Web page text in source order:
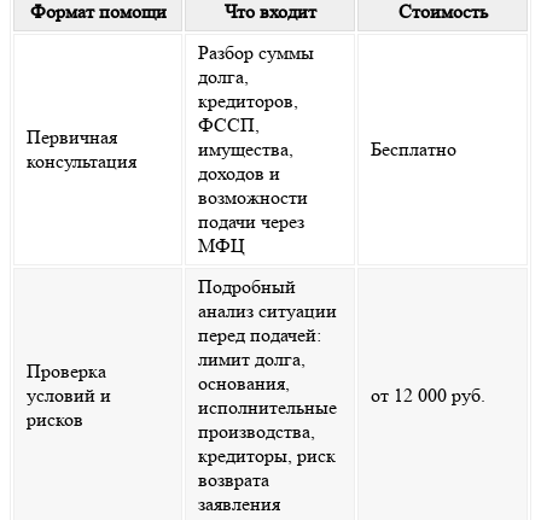
Формат помощи Что входит Стоимость
Первичная
консультация
Разбор суммы
долга,
кредиторов,
ФССП,
имущества,
доходов и
возможности
подачи через
МФЦ
Бесплатно
Проверка
условий и
рисков
Подробный
анализ ситуации
перед подачей:
лимит долга,
основания,
исполнительные
производства,
кредиторы, риск
возврата
заявления
от 12 000 руб.